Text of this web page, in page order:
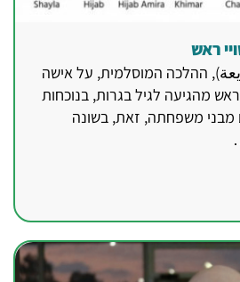
ראש
ההלכה המוסלמית, על אישה
מהגיעה לגיל בגרות, בנוכחות
מבני משפחתה, זאת, בשונה